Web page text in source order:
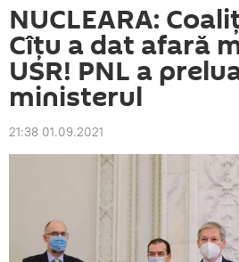
NUCLEARA:
Cîțu a dat afară
USR! PNL a
ministerul
21:38 01.09.2021